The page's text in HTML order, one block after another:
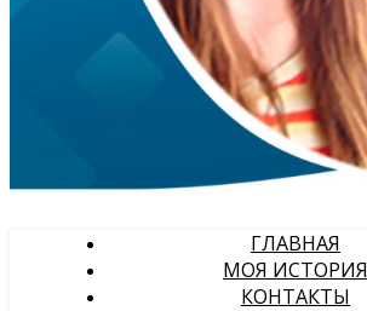
ГЛАВНАЯ
МОЯ ИСТОРИЯ
КОНТАКТЫ